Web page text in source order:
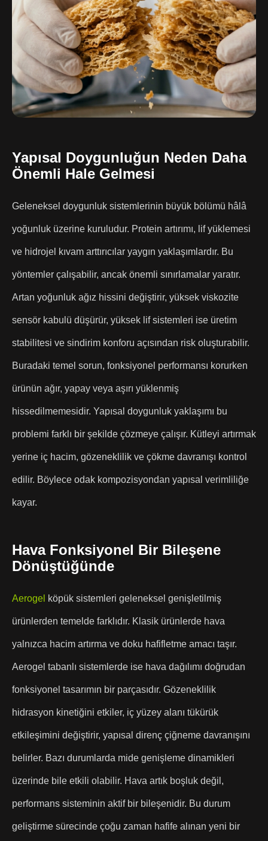
Yapısal Doygunluğun Neden Daha
Önemli Hale Gelmesi
Geleneksel doygunluk sistemlerinin büyük bölümü hâlâ
yoğunluk üzerine kuruludur. Protein artırımı, lif yüklemesi
ve hidrojel kıvam arttırıcılar yaygın yaklaşımlardır. Bu
yöntemler çalışabilir, ancak önemli sınırlamalar yaratır.
Artan yoğunluk ağız hissini değiştirir, yüksek viskozite
sensör kabulü düşürür, yüksek lif sistemleri ise üretim
stabilitesi ve sindirim konforu açısından risk oluşturabilir.
Buradaki temel sorun, fonksiyonel performansı korurken
ürünün ağır, yapay veya aşırı yüklenmiş
hissedilmemesidir. Yapısal doygunluk yaklaşımı bu
problemi farklı bir şekilde çözmeye çalışır. Kütleyi artırmak
yerine iç hacim, gözeneklilik ve çökme davranışı kontrol
edilir. Böylece odak kompozisyondan yapısal verimliliğe
kayar.
Hava Fonksiyonel Bir Bileşene
Dönüştüğünde
Aerogel köpük sistemleri geleneksel genişletilmiş
ürünlerden temelde farklıdır. Klasik ürünlerde hava
yalnızca hacim artırma ve doku hafifletme amacı taşır.
Aerogel tabanlı sistemlerde ise hava dağılımı doğrudan
fonksiyonel tasarımın bir parçasıdır. Gözeneklilik
hidrasyon kinetiğini etkiler, iç yüzey alanı tükürük
etkileşimini değiştirir, yapısal direnç çiğneme davranışını
belirler. Bazı durumlarda mide genişleme dinamikleri
üzerinde bile etkili olabilir. Hava artık boşluk değil,
performans sisteminin aktif bir bileşenidir. Bu durum
geliştirme sürecinde çoğu zaman hafife alınan yeni bir